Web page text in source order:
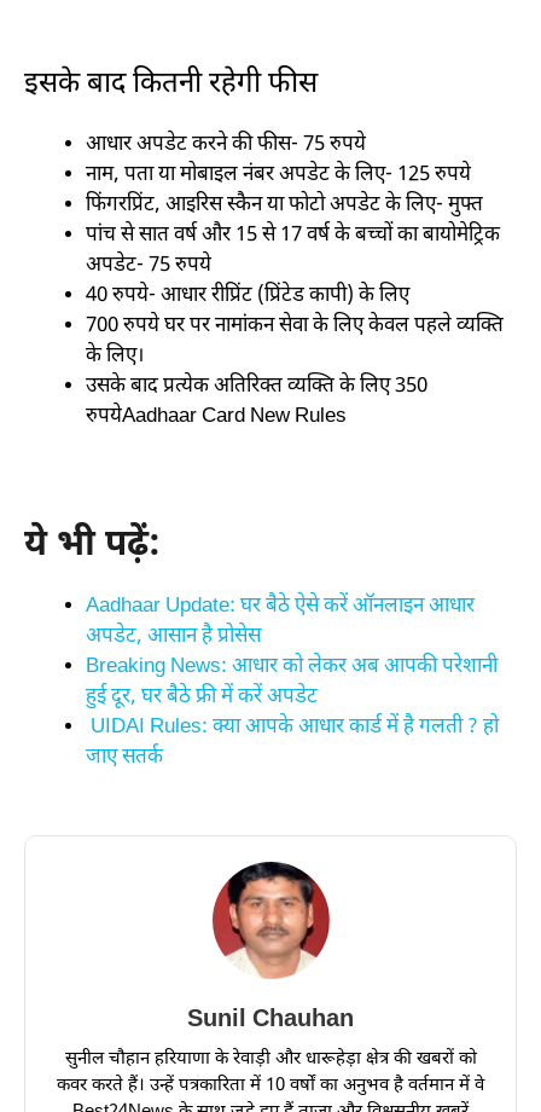
इसके बाद कितनी रहेगी फीस
आधार अपडेट करने की फीस- 75 रुपये
नाम, पता या मोबाइल नंबर अपडेट के लिए- 125 रुपये
फिंगरप्रिंट, आइरिस स्कैन या फोटो अपडेट के लिए- मुफ्त
पांच से सात वर्ष और 15 से 17 वर्ष के बच्चों का बायोमेट्रिक
अपडेट- 75 रुपये
40 रुपये- आधार रीप्रिंट (प्रिंटेड कापी) के लिए
700 रुपये घर पर नामांकन सेवा के लिए केवल पहले व्यक्ति
के लिए।
उसके बाद प्रत्येक अतिरिक्त व्यक्ति के लिए 350
रुपयेAadhaar Card New Rules
ये भी पढ़ें:
Aadhaar Update: घर बैठे ऐसे करें ऑनलाइन आधार
अपडेट, आसान है प्रोसेस
Breaking News: आधार को लेकर अब आपकी परेशानी
हुई दूर, घर बैठे फ्री में करें अपडेट
UIDAI Rules: क्या आपके आधार कार्ड में है गलती ? हो
जाए सतर्क
Sunil Chauhan
सुनील चौहान हरियाणा के रेवाड़ी और धारूहेड़ा क्षेत्र की खबरों को
कवर करते हैं। उन्हें पत्रकारिता में 10 वर्षों का अनुभव है वर्तमान में वे